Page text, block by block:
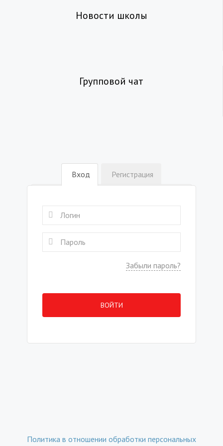
Новости школы
Групповой чат
Вход Регистрация
Забыли пароль?
ВОЙТИ
Политика в отношении обработки персональных